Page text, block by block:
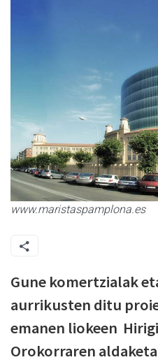
www.maristaspamplona.es
Gune komertzialak
aurrikusten ditu
emanen liokeen
Orokorraren